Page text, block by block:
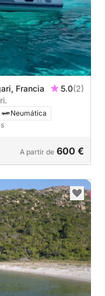
Francia 5.0(2)
Neumática
A partir de 600 €